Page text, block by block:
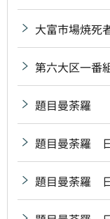
大富市場焼
第六大区一番
題目曼荼羅
題目曼荼羅
題目曼荼羅